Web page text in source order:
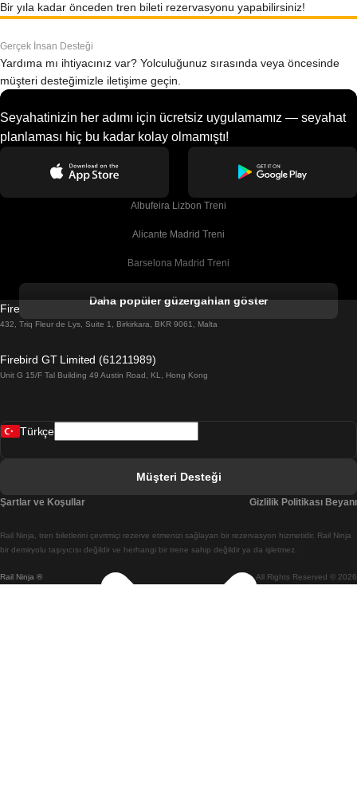
Bir yıla kadar önceden tren bileti rezervasyonu yapabilirsiniz!
Gerçek İnsan Desteği
Yardıma mı ihtiyacınız var? Yolculuğunuz sırasında veya öncesinde
müşteri desteğimizle iletişime geçin.
Seyahatinizin her adımı için ücretsiz uygulamamız — seyahat
planlaması hiç bu kadar kolay olmamıştı!
Albufeira Lizbon Treni
Alicante Madrid Treni
Barselona Madrid Treni
Barselona Sevilla Treni
Belfast Dublin Treni
Budapeşte Viyana Treni
Busan Cheonan(Asan) Treni
Daha popüler güzergahları göster
Firebird GT Limited (OC 1451)
432, Triq Fleur de Lys, Suite 1, Birkirkara, BKR 9061, Malta
Firebird GT Limited (61211989)
Unit G 15/F Tal Building 49 Austin Road, KL, Hong Kong
Rail Ninja ® All Rights Reserved © 2026
Rail Ninja, tren biletlerini çevrimiçi rezerve etmenizi sağlayan bir rezervasyon hizmetidir. Rail Ninja
bir demiryolu taşıyıcısı değildir ve herhangi bir trene sahip değildir ya da işletmez.
Türkçe
Müşteri Desteği
Şartlar ve Koşullar Gizlilik Politikası Beyanı